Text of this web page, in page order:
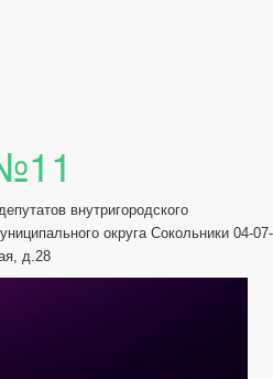
внутригородского
округа Сокольники 04-07-
д.28